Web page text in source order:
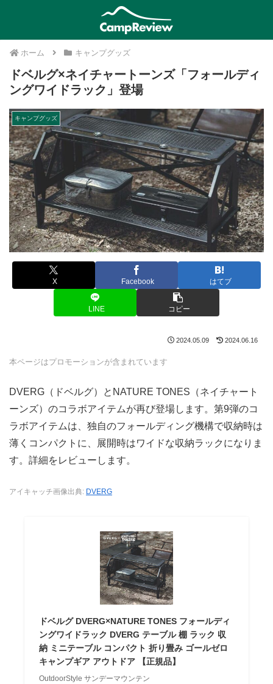
ホーム キャンプグッズ
ドベルグ×ネイチャートーンズ「フォールディ
ングワイドラック」登場
キャンプグッズ
X Facebook はてブ
LINE コピー
2024.05.09 2024.06.16
本ページはプロモーションが含まれています
DVERG（ドベルグ）とNATURE TONES（ネイチャート
ーンズ）のコラボアイテムが再び登場します。第9弾のコ
ラボアイテムは、独自のフォールディング機構で収納時は
薄くコンパクトに、展開時はワイドな収納ラックになりま
す。詳細をレビューします。
アイキャッチ画像出典: DVERG
ドベルグ DVERG×NATURE TONES フォールディ
ングワイドラック DVERG テーブル 棚 ラック 収
納 ミニテーブル コンパクト 折り畳み ゴールゼロ
キャンプギア アウトドア 【正規品】
OutdoorStyle サンデーマウンテン